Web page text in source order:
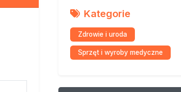
Kategorie
Zdrowie i uroda
Sprzęt i wyroby medyczne